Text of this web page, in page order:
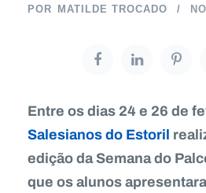
POR MATILDE TROCADO
Entre os dias 24 e 26 de
Salesianos do Estoril
edição da Semana do
que os alunos